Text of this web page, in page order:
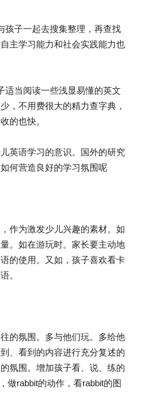
子一起去搜集整理，再查找
主学习能力和社会实践能力也
当阅读一些浅显易懂的英文
，不用费很大的精力查字典，
的也快。
英语学习的意识。国外的研究
何营造良好的学习氛围呢
作为激发少儿兴趣的素材。如
。如在游玩时。家长要主动地
的使用。又如，孩子喜欢看卡
。
的氛围。多与他们玩。多给他
、看到的内容进行充分复述的
氛围。增加孩子看、说、练的
做rabbit的动作，看rabbit的图